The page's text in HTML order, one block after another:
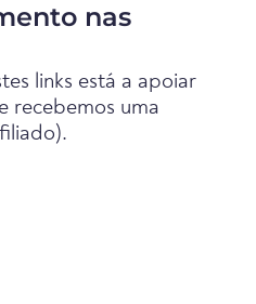
nas
links está a apoiar
recebemos uma